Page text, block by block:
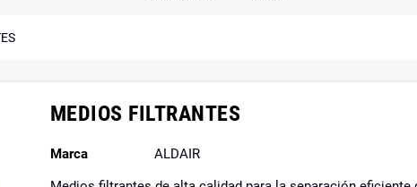
MEDIOS FILTRANTES
Marca
ALDAIR